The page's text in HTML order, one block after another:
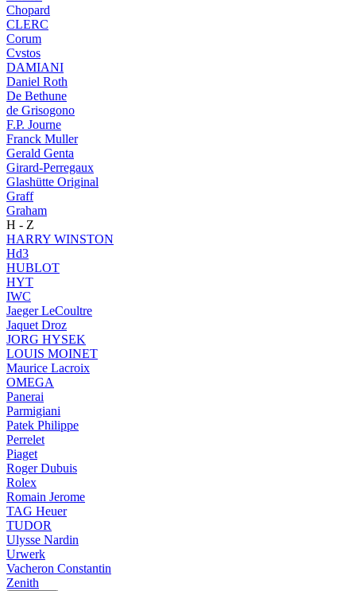
Chopard
CLERC
Corum
Cvstos
DAMIANI
Daniel Roth
De Bethune
de Grisogono
F.P. Journe
Franck Muller
Gerald Genta
Girard-Perregaux
Glashütte Original
Graff
Graham
H - Z
HARRY WINSTON
Hd3
HUBLOT
HYT
IWC
Jaeger LeCoultre
Jaquet Droz
JORG HYSEK
LOUIS MOINET
Maurice Lacroix
OMEGA
Panerai
Parmigiani
Patek Philippe
Perrelet
Piaget
Roger Dubuis
Rolex
Romain Jerome
TAG Heuer
TUDOR
Ulysse Nardin
Urwerk
Vacheron Constantin
Zenith